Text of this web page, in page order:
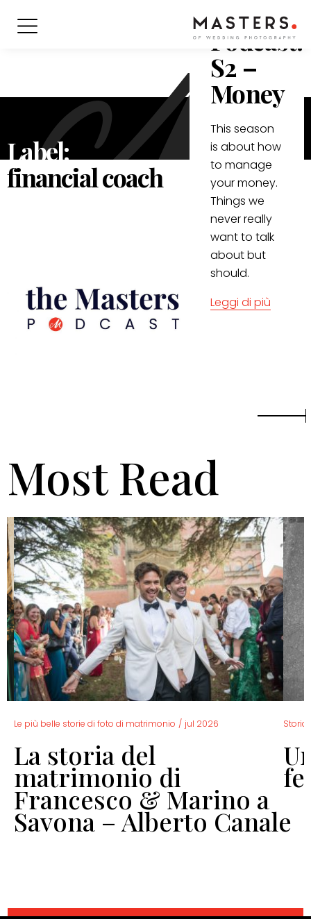
Label:
financial coach
Masters
Podcast:
S2 –
Money
This season
is about how
to manage
your money.
Things we
never really
want to talk
about but
should.
Leggi di più
Most Read
Le più belle storie di foto di matrimonio / jul 2026
La storia del
matrimonio di
Francesco & Marino a
Savona – Alberto Canale
Storia